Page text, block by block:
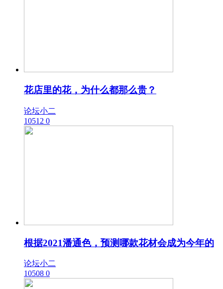
花店里的花，为什么都那么贵？
论坛小二
10512 0
根据2021潘通色，预测哪款花材会成为今年的
论坛小二
10508 0